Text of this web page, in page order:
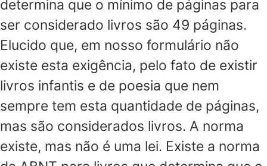
determina que o mínimo de páginas para
ser considerado livros são 49 páginas.
Elucido que, em nosso formulário não
existe esta exigência, pelo fato de existir
livros infantis e de poesia que nem
sempre tem esta quantidade de páginas,
mas são considerados livros. A norma
existe, mas não é uma lei. Existe a norma